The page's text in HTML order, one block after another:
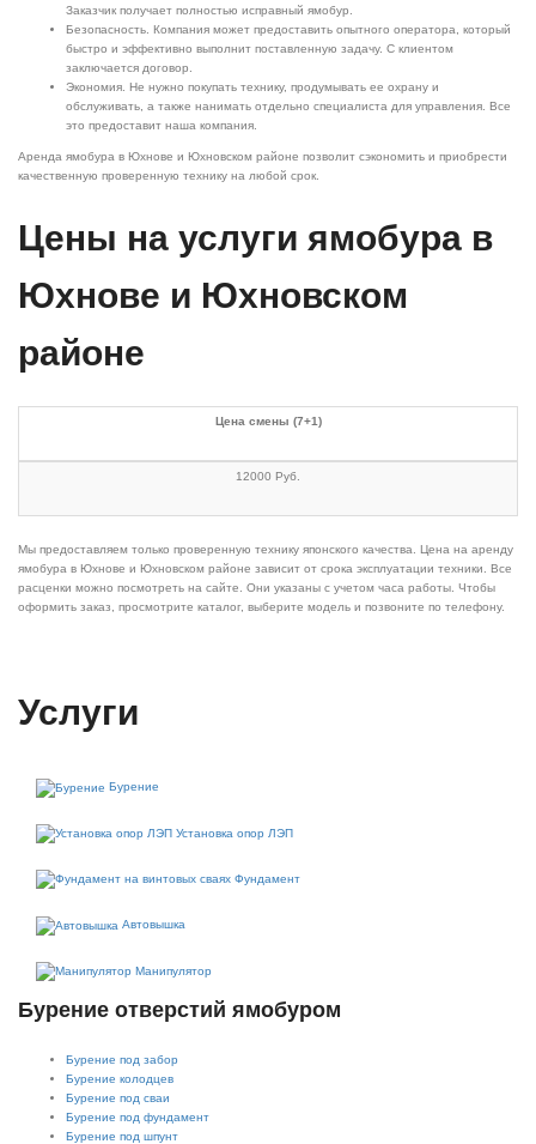
Заказчик получает полностью исправный ямобур.
Безопасность. Компания может предоставить опытного оператора, который
быстро и эффективно выполнит поставленную задачу. С клиентом
заключается договор.
Экономия. Не нужно покупать технику, продумывать ее охрану и
обслуживать, а также нанимать отдельно специалиста для управления. Все
это предоставит наша компания.
Аренда ямобура в Юхнове и Юхновском районе позволит сэкономить и приобрести
качественную проверенную технику на любой срок.
Цены на услуги ямобура в
Юхнове и Юхновском
районе
Цена смены (7+1)
12000 Руб.
Мы предоставляем только проверенную технику японского качества. Цена на аренду
ямобура в Юхнове и Юхновском районе зависит от срока эксплуатации техники. Все
расценки можно посмотреть на сайте. Они указаны с учетом часа работы. Чтобы
оформить заказ, просмотрите каталог, выберите модель и позвоните по телефону.
Услуги
Бурение
Установка опор ЛЭП
Фундамент
Автовышка
Манипулятор
Бурение отверстий ямобуром
Бурение под забор
Бурение колодцев
Бурение под сваи
Бурение под фундамент
Бурение под шпунт